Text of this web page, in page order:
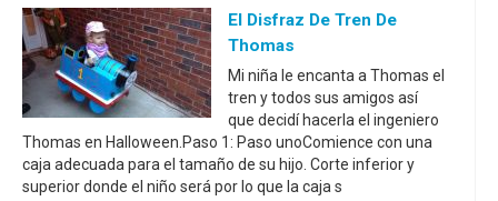
El Disfraz De Tren De
Thomas
Mi niña le encanta a Thomas el
tren y todos sus amigos así
que decidí hacerla el ingeniero
Thomas en Halloween.Paso 1: Paso unoComience con una
caja adecuada para el tamaño de su hijo. Corte inferior y
superior donde el niño será por lo que la caja s